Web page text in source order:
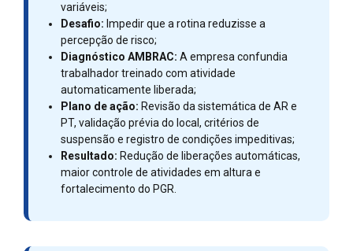
variáveis;
Desafio: Impedir que a rotina reduzisse a
percepção de risco;
Diagnóstico AMBRAC: A empresa confundia
trabalhador treinado com atividade
automaticamente liberada;
Plano de ação: Revisão da sistemática de AR e
PT, validação prévia do local, critérios de
suspensão e registro de condições impeditivas;
Resultado: Redução de liberações automáticas,
maior controle de atividades em altura e
fortalecimento do PGR.